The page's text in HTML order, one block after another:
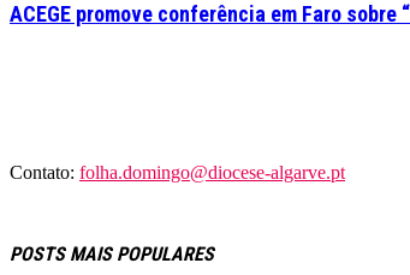
ACEGE promove conferência em Faro sobre
Contato: folha.domingo@diocese-algarve.pt
POSTS MAIS POPULARES